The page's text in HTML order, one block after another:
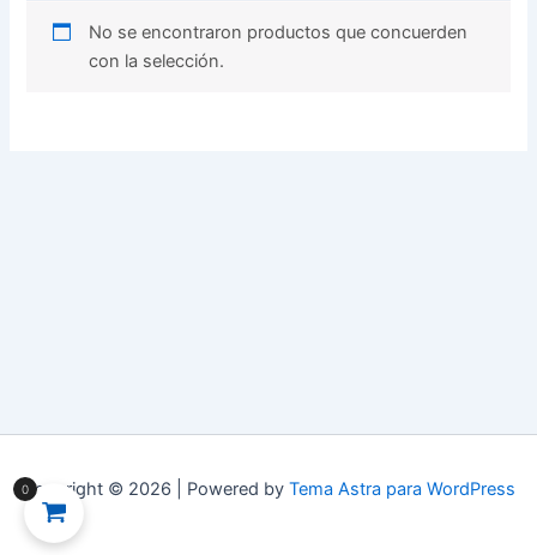
No se encontraron productos que concuerden
con la selección.
Copyright © 2026 | Powered by Tema Astra para WordPress
0